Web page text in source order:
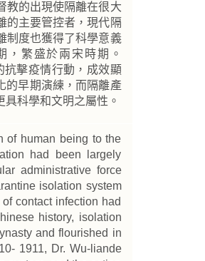
教的出現使隔離在很大
的主要管控者，現代隔
制度也獲得了科學意義
，繁盛於兩宋時期。
擊疫情行動，成效顯
的早期演練，而隔離產
科學和文明之屬性。
of human being to the
had been largely
administrative force
isolation system
contact infection had
history, isolation
and flourished in
1911, Dr. Wu-liande